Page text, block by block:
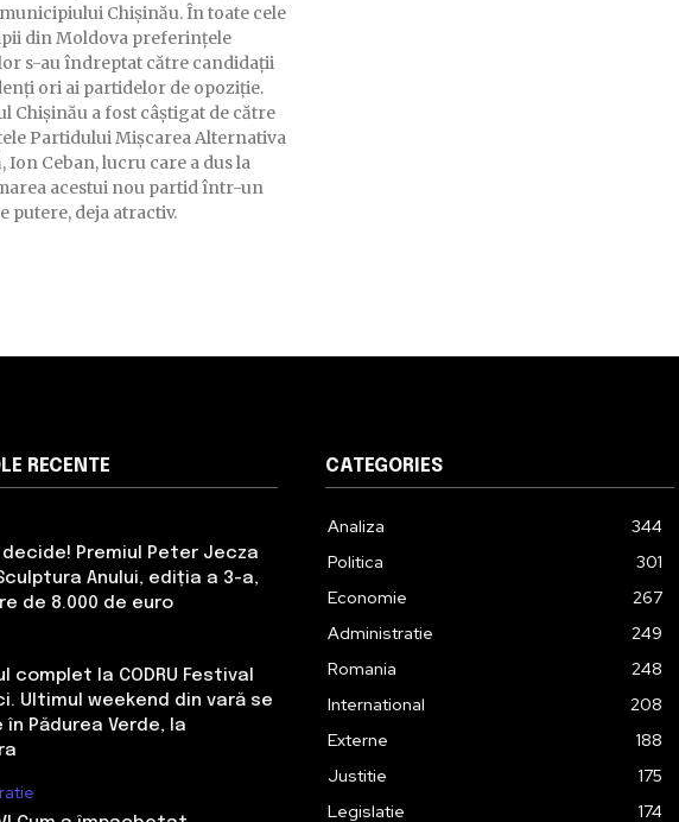
Chișinău. În toate cele
din Moldova preferințele
s-au îndreptat către candidații
ori ai partidelor de opoziție.
Chișinău a fost câștigat de către
Partidului Mișcarea Alternativa
Ion Ceban, lucru care a dus la
acestui nou partid într-un
putere, deja atractiv.
RECENTE
decide! Premiul Peter Jecza
Anului, ediția a 3-a,
de 8.000 de euro
complet la CODRU Festival
Ultimul weekend din vară se
Pădurea Verde, la
CATEGORIES
Analiza
344
Politica
301
Economie
267
Administratie
249
Romania
248
International
208
Externe
188
Justitie
175
Legislatie
174